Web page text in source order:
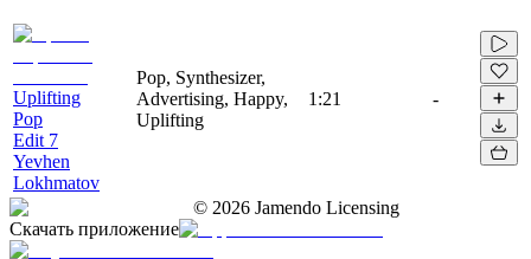
Uplifting
Pop
Edit 7
Yevhen
Lokhmatov
Pop, Synthesizer,
Advertising, Happy,
Uplifting
1:21 -
© 2026 Jamendo Licensing
Скачать приложение